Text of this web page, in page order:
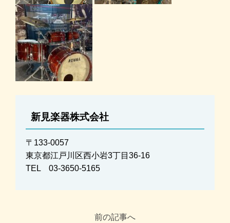
新見楽器株式会社
〒133-0057
東京都江戸川区西小岩3丁目36-16
TEL 03-3650-5165
前の記事へ